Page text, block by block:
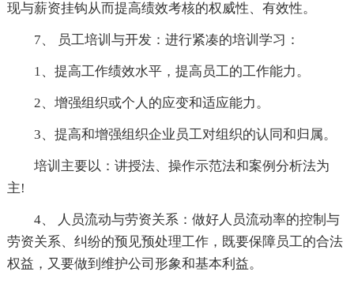
现与薪资挂钩从而提高绩效考核的权威性、有效性。
7、 员工培训与开发：进行紧凑的培训学习：
1、提高工作绩效水平，提高员工的工作能力。
2、增强组织或个人的应变和适应能力。
3、提高和增强组织企业员工对组织的认同和归属。
培训主要以：讲授法、操作示范法和案例分析法为
主!
4、 人员流动与劳资关系：做好人员流动率的控制与
劳资关系、纠纷的预见预处理工作，既要保障员工的合法
权益，又要做到维护公司形象和基本利益。